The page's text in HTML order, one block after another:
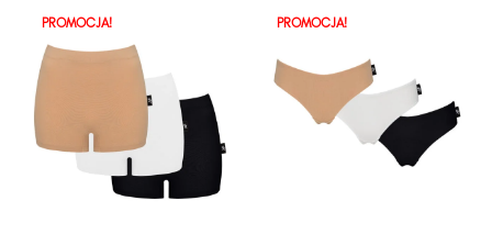
PROMOCJA! PROMOCJA!